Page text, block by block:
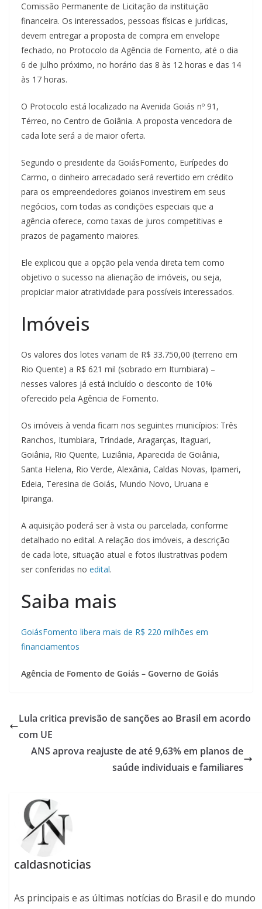
Comissão Permanente de Licitação da instituição
financeira. Os interessados, pessoas físicas e jurídicas,
devem entregar a proposta de compra em envelope
fechado, no Protocolo da Agência de Fomento, até o dia
6 de julho próximo, no horário das 8 às 12 horas e das 14
às 17 horas.
O Protocolo está localizado na Avenida Goiás nº 91,
Térreo, no Centro de Goiânia. A proposta vencedora de
cada lote será a de maior oferta.
Segundo o presidente da GoiásFomento, Eurípedes do
Carmo, o dinheiro arrecadado será revertido em crédito
para os empreendedores goianos investirem em seus
negócios, com todas as condições especiais que a
agência oferece, como taxas de juros competitivas e
prazos de pagamento maiores.
Ele explicou que a opção pela venda direta tem como
objetivo o sucesso na alienação de imóveis, ou seja,
propiciar maior atratividade para possíveis interessados.
Imóveis
Os valores dos lotes variam de R$ 33.750,00 (terreno em
Rio Quente) a R$ 621 mil (sobrado em Itumbiara) –
nesses valores já está incluído o desconto de 10%
oferecido pela Agência de Fomento.
Os imóveis à venda ficam nos seguintes municípios: Três
Ranchos, Itumbiara, Trindade, Aragarças, Itaguari,
Goiânia, Rio Quente, Luziânia, Aparecida de Goiânia,
Santa Helena, Rio Verde, Alexânia, Caldas Novas, Ipameri,
Edeia, Teresina de Goiás, Mundo Novo, Uruana e
Ipiranga.
A aquisição poderá ser à vista ou parcelada, conforme
detalhado no edital. A relação dos imóveis, a descrição
de cada lote, situação atual e fotos ilustrativas podem
ser conferidas no edital.
Saiba mais
GoiásFomento libera mais de R$ 220 milhões em
financiamentos
Agência de Fomento de Goiás – Governo de Goiás
Lula critica previsão de sanções ao Brasil em acordo
com UE
ANS aprova reajuste de até 9,63% em planos de
saúde individuais e familiares
caldasnoticias
As principais e as últimas notícias do Brasil e do mundo